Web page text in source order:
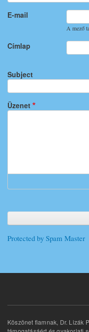
E-mail
A mező
Címlap
Subject
Üzenet
Protected by Spam Master
Köszönet fiamnak, Dr. Lizák